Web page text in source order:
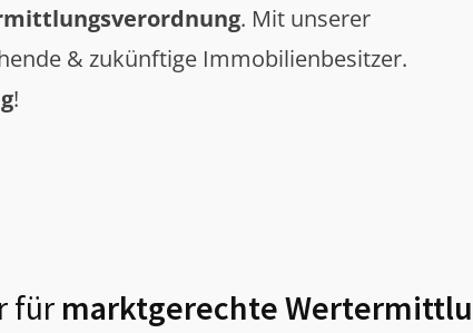
. Mit unserer
& zukünftige Immobilienbesitzer.
!
für marktgerechte